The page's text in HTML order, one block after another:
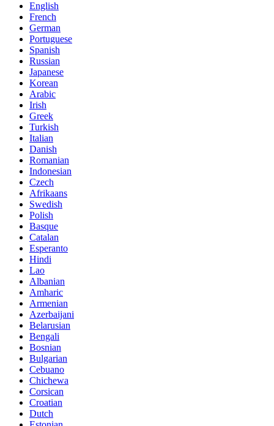
English
French
German
Portuguese
Spanish
Russian
Japanese
Korean
Arabic
Irish
Greek
Turkish
Italian
Danish
Romanian
Indonesian
Czech
Afrikaans
Swedish
Polish
Basque
Catalan
Esperanto
Hindi
Lao
Albanian
Amharic
Armenian
Azerbaijani
Belarusian
Bengali
Bosnian
Bulgarian
Cebuano
Chichewa
Corsican
Croatian
Dutch